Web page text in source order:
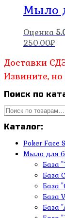
Мыло
Оценка
250.00₽
Доставки
Извините,
Поиск по
Искать:
Каталог:
Poker Face
Мыло для
База
База
База
База
База